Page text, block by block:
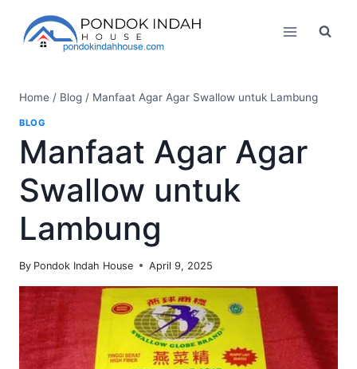
content
Home / Blog / Manfaat Agar Agar Swallow untuk Lambung
BLOG
Manfaat Agar Agar
Swallow untuk
Lambung
By Pondok Indah House April 9, 2025